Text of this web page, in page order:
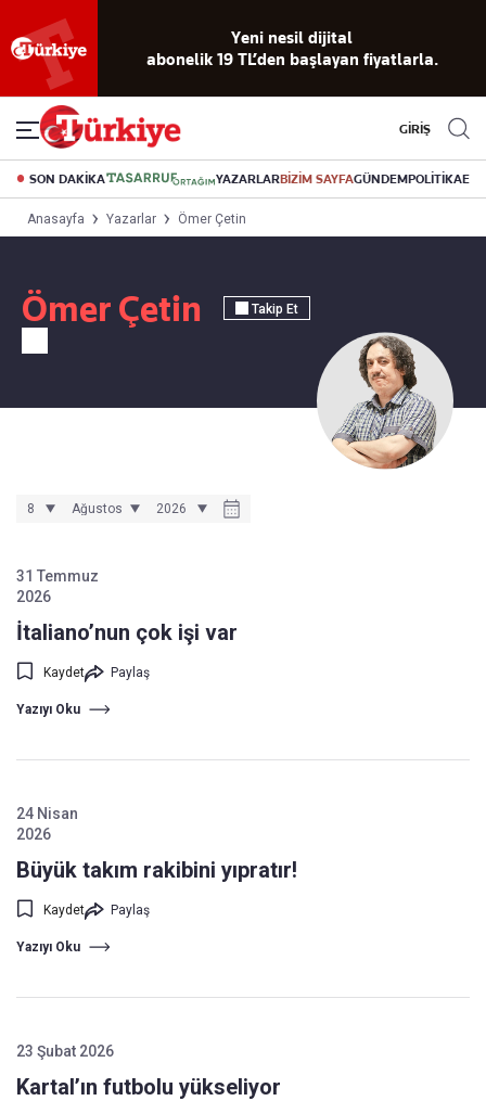
Yeni nesil dijital
abonelik 19 TL’den başlayan fiyatlarla.
GİRİŞ
SON DAKİKA YAZARLARBİZİM SAYFAGÜNDEMPOLİTİKA
Anasayfa Yazarlar Ömer Çetin
Ömer Çetin Takip Et
31 Temmuz
2026
İtaliano’nun çok işi var
Kaydet Paylaş
Yazıyı Oku
24 Nisan
2026
Büyük takım rakibini yıpratır!
Kaydet Paylaş
Yazıyı Oku
23 Şubat 2026
Kartal’ın futbolu yükseliyor